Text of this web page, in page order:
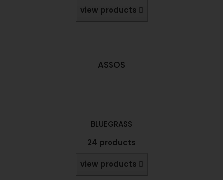
view products
ASSOS
BLUEGRASS
24 products
view products